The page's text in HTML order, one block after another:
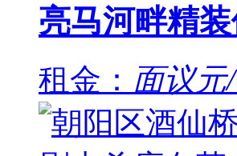
亮马河畔精
租金： 面议元